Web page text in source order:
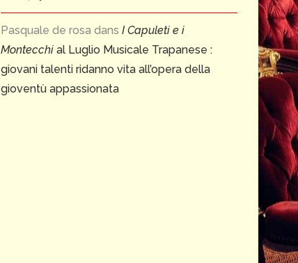
Pasquale de rosa dans I Capuleti e i
Montecchi al Luglio Musicale Trapanese :
giovani talenti ridanno vita all’opera della
gioventù appassionata